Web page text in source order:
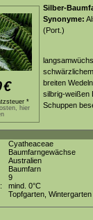
€
*
hier
Silber-
Synonyme:
(Port.)
breiten
silbrig-weißen
Schuppen
Cyatheaceae
Baumfarngewächse
Australien
Baumfarn
9
mind. 0°C
Topfgarten, Wintergarten